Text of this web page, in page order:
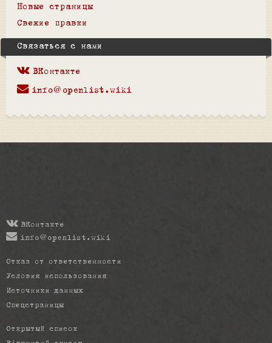
Новые страницы
Свежие правки
Связаться с нами
ВКонтакте
info@openlist.wiki
ВКонтакте
info@openlist.wiki
Отказ от ответственности
Условия использования
Источники данных
Спецстраницы
Открытый список